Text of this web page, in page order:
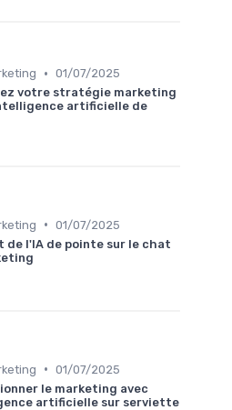
• 01/07/2025
votre stratégie marketing
artificielle de
• 01/07/2025
de l'IA de pointe sur le chat
• 01/07/2025
le marketing avec
artificielle sur serviette